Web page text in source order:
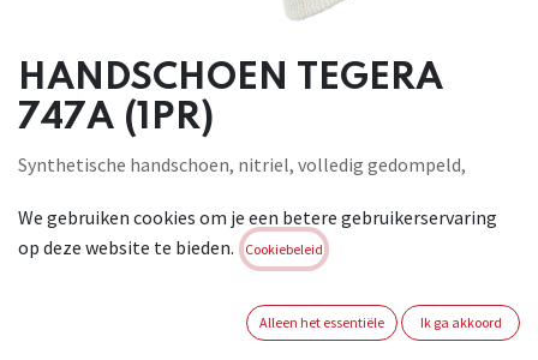
HANDSCHOEN TEGERA
747A (1PR)
Synthetische handschoen, nitriel, volledig gedompeld,
olieafstotend, voor assemblagewerk. Kleur: Blauw/wit.
Materiaal: Nitriel 48%, katoen 52%. Maten: 7-11.
We gebruiken cookies om je een betere gebruikerservaring
op deze website te bieden.
Cookiebeleid
Alleen het essentiële Ik ga akkoord